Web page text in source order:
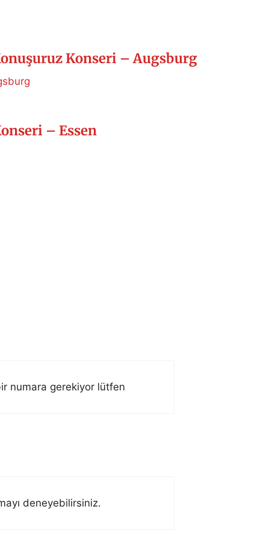
Konseri – Augsburg
– Essen
numara gerekiyor lütfen
deneyebilirsiniz.